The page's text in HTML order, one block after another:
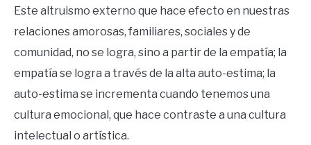
Este altruismo externo que hace efecto en nuestras
relaciones amorosas, familiares, sociales y de
comunidad, no se logra, sino a partir de la empatía; la
empatía se logra a través de la alta auto-estima; la
auto-estima se incrementa cuando tenemos una
cultura emocional, que hace contraste a una cultura
intelectual o artística.